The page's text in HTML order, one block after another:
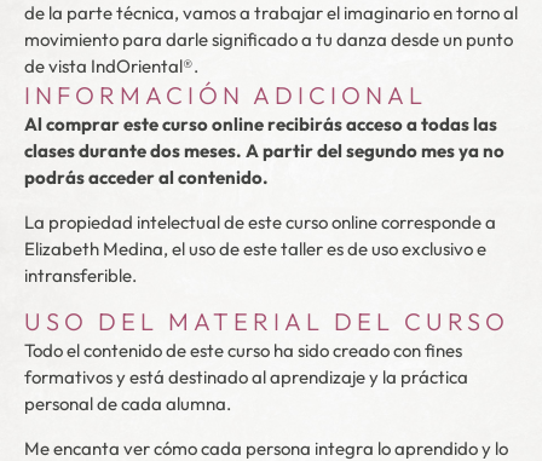
de la parte técnica, vamos a trabajar el imaginario en torno al
movimiento para darle significado a tu danza desde un punto
de vista IndOriental®.
INFORMACIÓN ADICIONAL
Al comprar este curso online recibirás acceso a todas las
clases durante dos meses. A partir del segundo mes ya no
podrás acceder al contenido.
La propiedad intelectual de este curso online corresponde a
Elizabeth Medina, el uso de este taller es de uso exclusivo e
intransferible.
USO DEL MATERIAL DEL CURSO
Todo el contenido de este curso ha sido creado con fines
formativos y está destinado al aprendizaje y la práctica
personal de cada alumna.
Me encanta ver cómo cada persona integra lo aprendido y lo